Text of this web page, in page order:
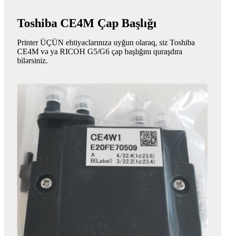
Toshiba CE4M Çap Başlığı
Printer ÜÇÜN ehtiyaclarınıza uyğun olaraq, siz Toshiba
CE4M və ya RICOH G5/G6 çap başlığını quraşdıra
bilərsiniz.